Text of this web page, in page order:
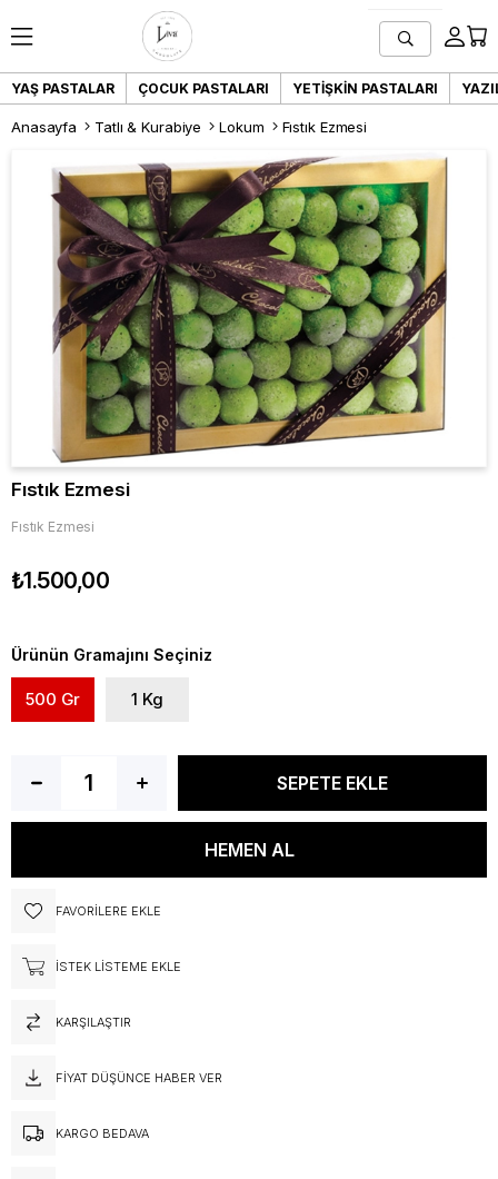
YAŞ PASTALAR ÇOCUK PASTALARI YETIŞKIN PASTALARI
Anasayfa Tatlı & Kurabiye Lokum Fıstık Ezmesi
Fıstık Ezmesi
Fıstık Ezmesi
₺1.500,00
Ürünün Gramajını Seçiniz
500 Gr 1 Kg
FAVORILERE EKLE
İSTEK LISTEME EKLE
KARŞILAŞTIR
FIYAT DÜŞÜNCE HABER VER
KARGO BEDAVA